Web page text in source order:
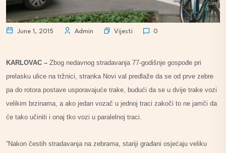
June 1, 2015 Admin Vijesti 0
KARLOVAC – Zbog nedavnog stradavanja 77-godišnje gospođe pri
prelasku ulice na tržnici, stranka Novi val predlaže da se od prve zebre
pa do rotora postave usporavajuće trake, budući da se u dvije trake vozi
velikim brzinama, a ako jedan vozač u jednoj traci zakoči to ne jamči da
će tako učiniti i onaj tko vozi u paralelnoj traci.
“Nakon čestih stradavanja na zebrama, stariji građani osjećaju veliku